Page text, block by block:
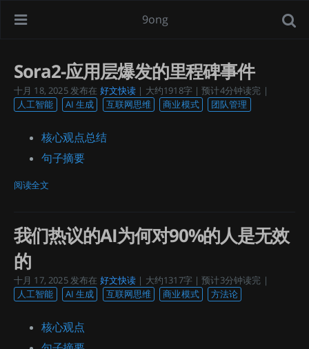
9ong
Sora2-应用层爆发的里程碑事件
十月 18, 2025发布在 好文快读 | 大约1918字 | 预计4分钟读完 |
人工智能
AI 生成 互联网思维 商业模式 团队管理
核心观点总结
句子摘要
阅读全文
我们热议的AI为何对90%的人是无效
的
十月 17, 2025发布在 好文快读 | 大约1317字 | 预计3分钟读完 |
人工智能
AI 生成 互联网思维 商业模式 方法论
核心观点